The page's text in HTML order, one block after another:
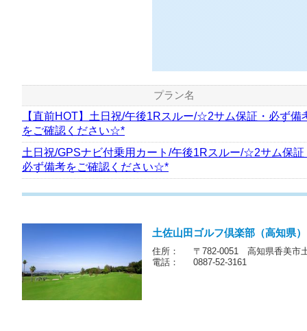
プラン名
【直前HOT】土日祝/午後1Rスルー/☆2サム保証・必ず備
をご確認ください☆*
土日祝/GPSナビ付乗用カート/午後1Rスルー/☆2サム保証
必ず備考をご確認ください☆*
土佐山田ゴルフ倶楽部（高知県）
住所：
〒782-0051 高知県香美市
電話：
0887-52-3161